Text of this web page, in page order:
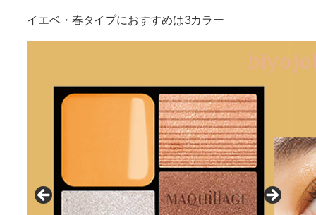
イエベ・春タイプにおすすめは3カラー